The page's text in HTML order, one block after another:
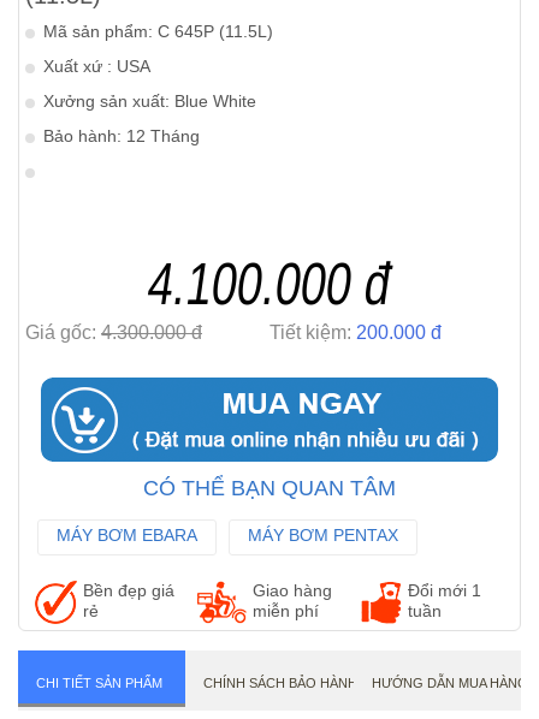
Mã sản phẩm: C 645P (11.5L)
Xuất xứ : USA
Xưởng sản xuất: Blue White
Bảo hành: 12 Tháng
4.100.000 đ
Giá gốc: 4.300.000 đ Tiết kiệm: 200.000 đ
CÓ THỂ BẠN QUAN TÂM
MÁY BƠM EBARA
MÁY BƠM PENTAX
Bền đẹp giá
rẻ
Giao hàng
miễn phí
Đổi mới 1
tuần
CHI TIẾT SẢN PHẨM CHÍNH SÁCH BẢO HÀNH HƯỚNG DẪN MUA HÀNG